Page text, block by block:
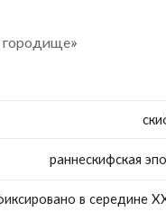
городище»
раннескифская
в середине